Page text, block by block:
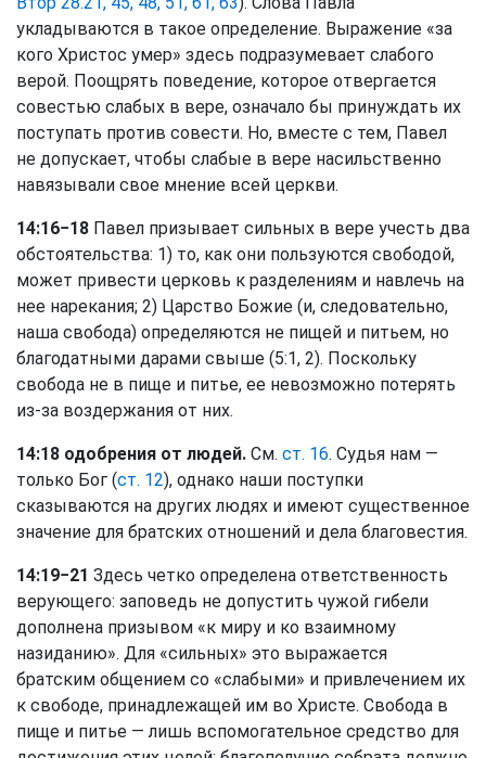
укладываются в такое определение. Выражение «за
кого Христос умер» здесь подразумевает слабого
верой. Поощрять поведение, которое отвергается
совестью слабых в вере, означало бы принуждать их
поступать против совести. Но, вместе с тем, Павел
не допускает, чтобы слабые в вере насильственно
навязывали свое мнение всей церкви.
14:16−18 Павел призывает сильных в вере учесть два
обстоятельства: 1) то, как они пользуются свободой,
может привести церковь к разделениям и навлечь на
нее нарекания; 2) Царство Божие (и, следовательно,
наша свобода) определяются не пищей и питьем, но
благодатными дарами свыше (5:1, 2). Поскольку
свобода не в пище и питье, ее невозможно потерять
из-за воздержания от них.
14:18 одобрения от людей. См. ст. 16. Судья нам —
только Бог (ст. 12), однако наши поступки
сказываются на других людях и имеют существенное
значение для братских отношений и дела благовестия.
14:19−21 Здесь четко определена ответственность
верующего: заповедь не допустить чужой гибели
дополнена призывом «к миру и ко взаимному
назиданию». Для «сильных» это выражается
братским общением со «слабыми» и привлечением их
к свободе, принадлежащей им во Христе. Свобода в
пище и питье — лишь вспомогательное средство для